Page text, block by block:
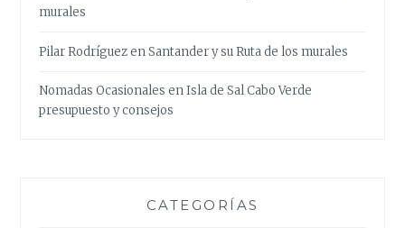
murales
Pilar RodríguezenSantander y su Ruta de los murales
Nomadas Ocasionales enIsla de Sal Cabo Verde
presupuesto y consejos
CATEGORÍAS